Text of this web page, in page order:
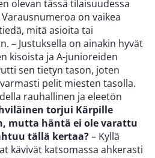
olevan tässä tilaisuudessa
on vaikea
mitä asioita tai
– Justuksella on ainakin hyvät
kisoista ja A-junioreiden
sen tietyn tason, joten
pelit miesten tasolla.
rauhallinen ja eleetön
torjui Kärpille
mutta häntä ei ole varattu
tällä kertaa?– Kyllä
kävivät katsomassa ahkerasti